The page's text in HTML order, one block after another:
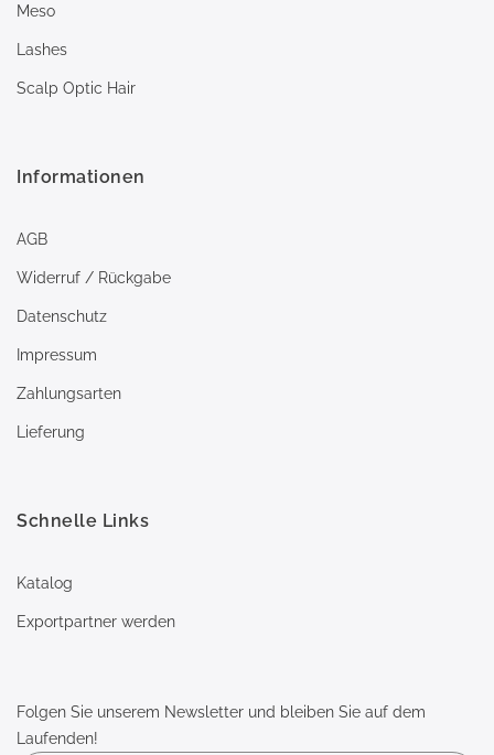
Meso
Lashes
Scalp Optic Hair
Informationen
AGB
Widerruf / Rückgabe
Datenschutz
Impressum
Zahlungsarten
Lieferung
Schnelle Links
Katalog
Exportpartner werden
Folgen Sie unserem Newsletter und bleiben Sie auf dem
Laufenden!